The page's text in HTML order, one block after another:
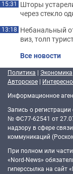
15:31 Шторы
через стекло
13:18 Небанальный
виз, толп
Все новости
Политика | Экономика
Авторское |
Информационное
Запись о
№ ФС77-62541 от
надзору в сфере
коммуникаций
При полном или
«Nord-News»
гиперссылка на сайт